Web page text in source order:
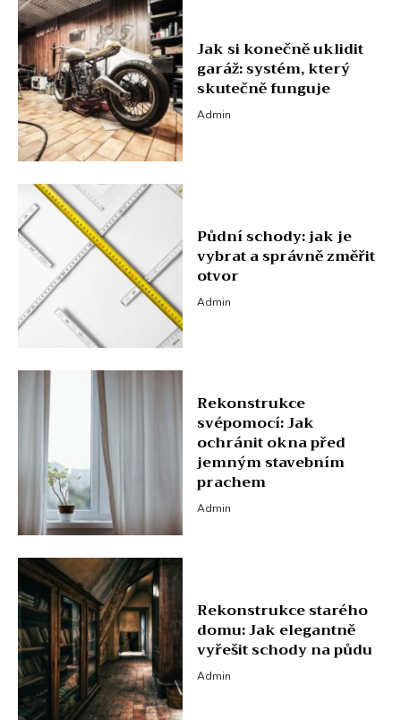
Jak si konečně uklidit
garáž: systém, který
skutečně funguje
Admin
Půdní schody: jak je
vybrat a správně změřit
otvor
Admin
Rekonstrukce
svépomocí: Jak
ochránit okna před
jemným stavebním
prachem
Admin
Rekonstrukce starého
domu: Jak elegantně
vyřešit schody na půdu
Admin